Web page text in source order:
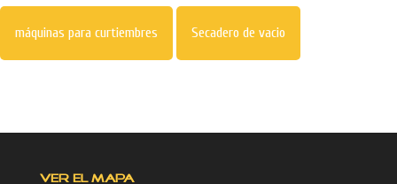
máquinas para curtiembres Secadero de vacio
VER EL MAPA